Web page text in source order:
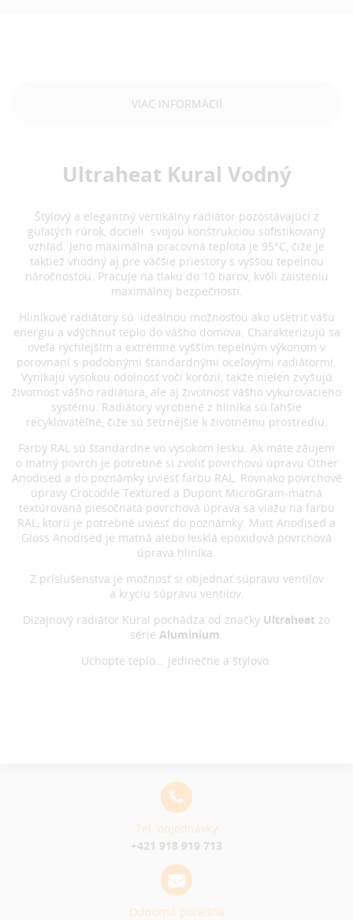
VIAC INFORMÁCIÍ
Ultraheat Kural Vodný
Štýlový a elegantný vertikálny radiátor pozostávajúci z
guľatých rúrok, docieli svojou konštrukciou sofistikovaný
vzhľad. Jeho maximálna pracovná teplota je 95°C, čiže je
taktiež vhodný aj pre väčšie priestory s vyššou tepelnou
náročnosťou. Pracuje na tlaku do 10 barov, kvôli zaisteniu
maximálnej bezpečnosti.
Hliníkové radiátory sú ideálnou možnosťou ako ušetriť vašu
energiu a vdýchnuť teplo do vášho domova. Charakterizujú sa
oveľa rýchlejším a extrémne vyšším tepelným výkonom v
porovnaní s podobnými štandardnými oceľovými radiátormi.
Vynikajú vysokou odolnosť voči korózii, takže nielen zvyšujú
životnosť vášho radiátora, ale aj životnosť vášho vykurovacieho
systému. Radiátory vyrobené z hliníka sú ľahšie
recyklovateľné, čiže sú šetrnejšie k životnému prostrediu.
Farby RAL sú štandardne vo vysokom lesku. Ak máte záujem
o matný povrch je potrebné si zvoliť povrchovú úpravu Other
Anodised a do poznámky uviesť farbu RAL. Rovnako povrchové
úpravy Crocodile Textured a Dupont MicroGrain-matná
textúrovaná piesočnatá povrchová úprava sa viažu na farbu
RAL, ktorú je potrebné uviesť do poznámky. Matt Anodised a
Gloss Anodised je matná alebo lesklá epoxidová povrchová
úprava hliníka.
Z príslušenstva je možnosť si objednať súpravu ventilov
a kryciu súpravu ventilov.
Dizajnový radiátor Kural pochádza od značky Ultraheat zo
série Aluminium.
Uchopte teplo... jedinečne a štýlovo.
Tel. objednávky
+421 918 919 713
Odborná poradňa